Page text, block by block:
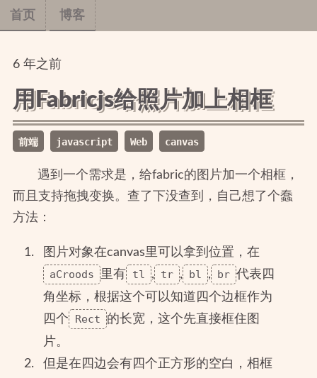
首页 博客
6年之前
用Fabricjs给照片加上相框
前端 javascript Web canvas
遇到一个需求是，给fabric的图片加一个相框，
而且支持拖拽变换。查了下没查到，自己想了个蠢
方法：
图片对象在canvas里可以拿到位置，在
aCroods 里有 tl , tr , bl , br 代表四
角坐标，根据这个可以知道四个边框作为
四个 Rect
的长宽，这个先直接框住图
片。
但是在四边会有四个正方形的空白，相框